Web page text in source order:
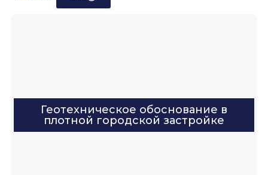
Геотехническое обоснование в
плотной городской застройке